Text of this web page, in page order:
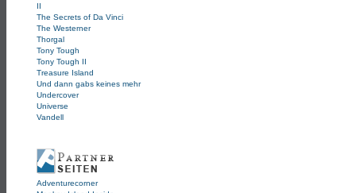
II
The Secrets of Da Vinci
The Westerner
Thorgal
Tony Tough
Tony Tough II
Treasure Island
Und dann gabs keines mehr
Undercover
Universe
Vandell
Adventurecorner